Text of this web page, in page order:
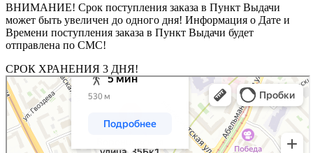
ВНИМАНИЕ! Срок поступления заказа в Пункт Выдачи
может быть увеличен до одного дня! Информация о Дате и
Времени поступления заказа в Пункт Выдачи будет
отправлена по СМС!
СРОК ХРАНЕНИЯ 3 ДНЯ!